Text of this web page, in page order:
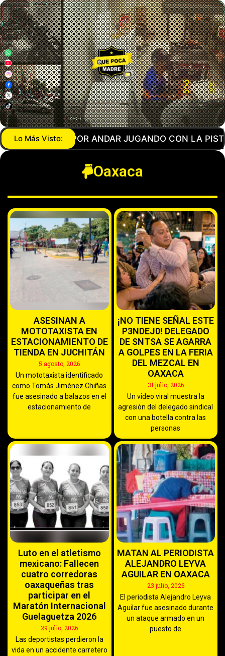
Lo Más Visto:
AGENTE DE LA GUARDIA NACIONAL
Oaxaca
ASESINAN A
MOTOTAXISTA EN
ESTACIONAMIENTO DE
TIENDA EN JUCHITÁN
5 agosto, 2026
Un mototaxista identificado
como Tomás Jiménez Chiñas
fue asesinado a balazos en el
estacionamiento de
¡NO TIENE SEÑAL ESTE
P3NDEJ0! DELEGADO
DE SNTSA SE AGARRA
A GOLPES EN LA FERIA
DEL MEZCAL EN
OAXACA
31 julio, 2026
Un video viral muestra la
agresión del delegado sindical
con una botella contra las
personas
Luto en el atletismo
mexicano: Fallecen
cuatro corredoras
oaxaqueñas tras
participar en el
Maratón Internacional
Guelaguetza 2026
29 julio, 2026
Las deportistas perdieron la
vida en un accidente carretero
MATAN AL PERIODISTA
ALEJANDRO LEYVA
AGUILAR EN OAXACA
23 julio, 2026
El periodista Alejandro Leyva
Aguilar fue asesinado durante
un ataque armado en un
puesto de